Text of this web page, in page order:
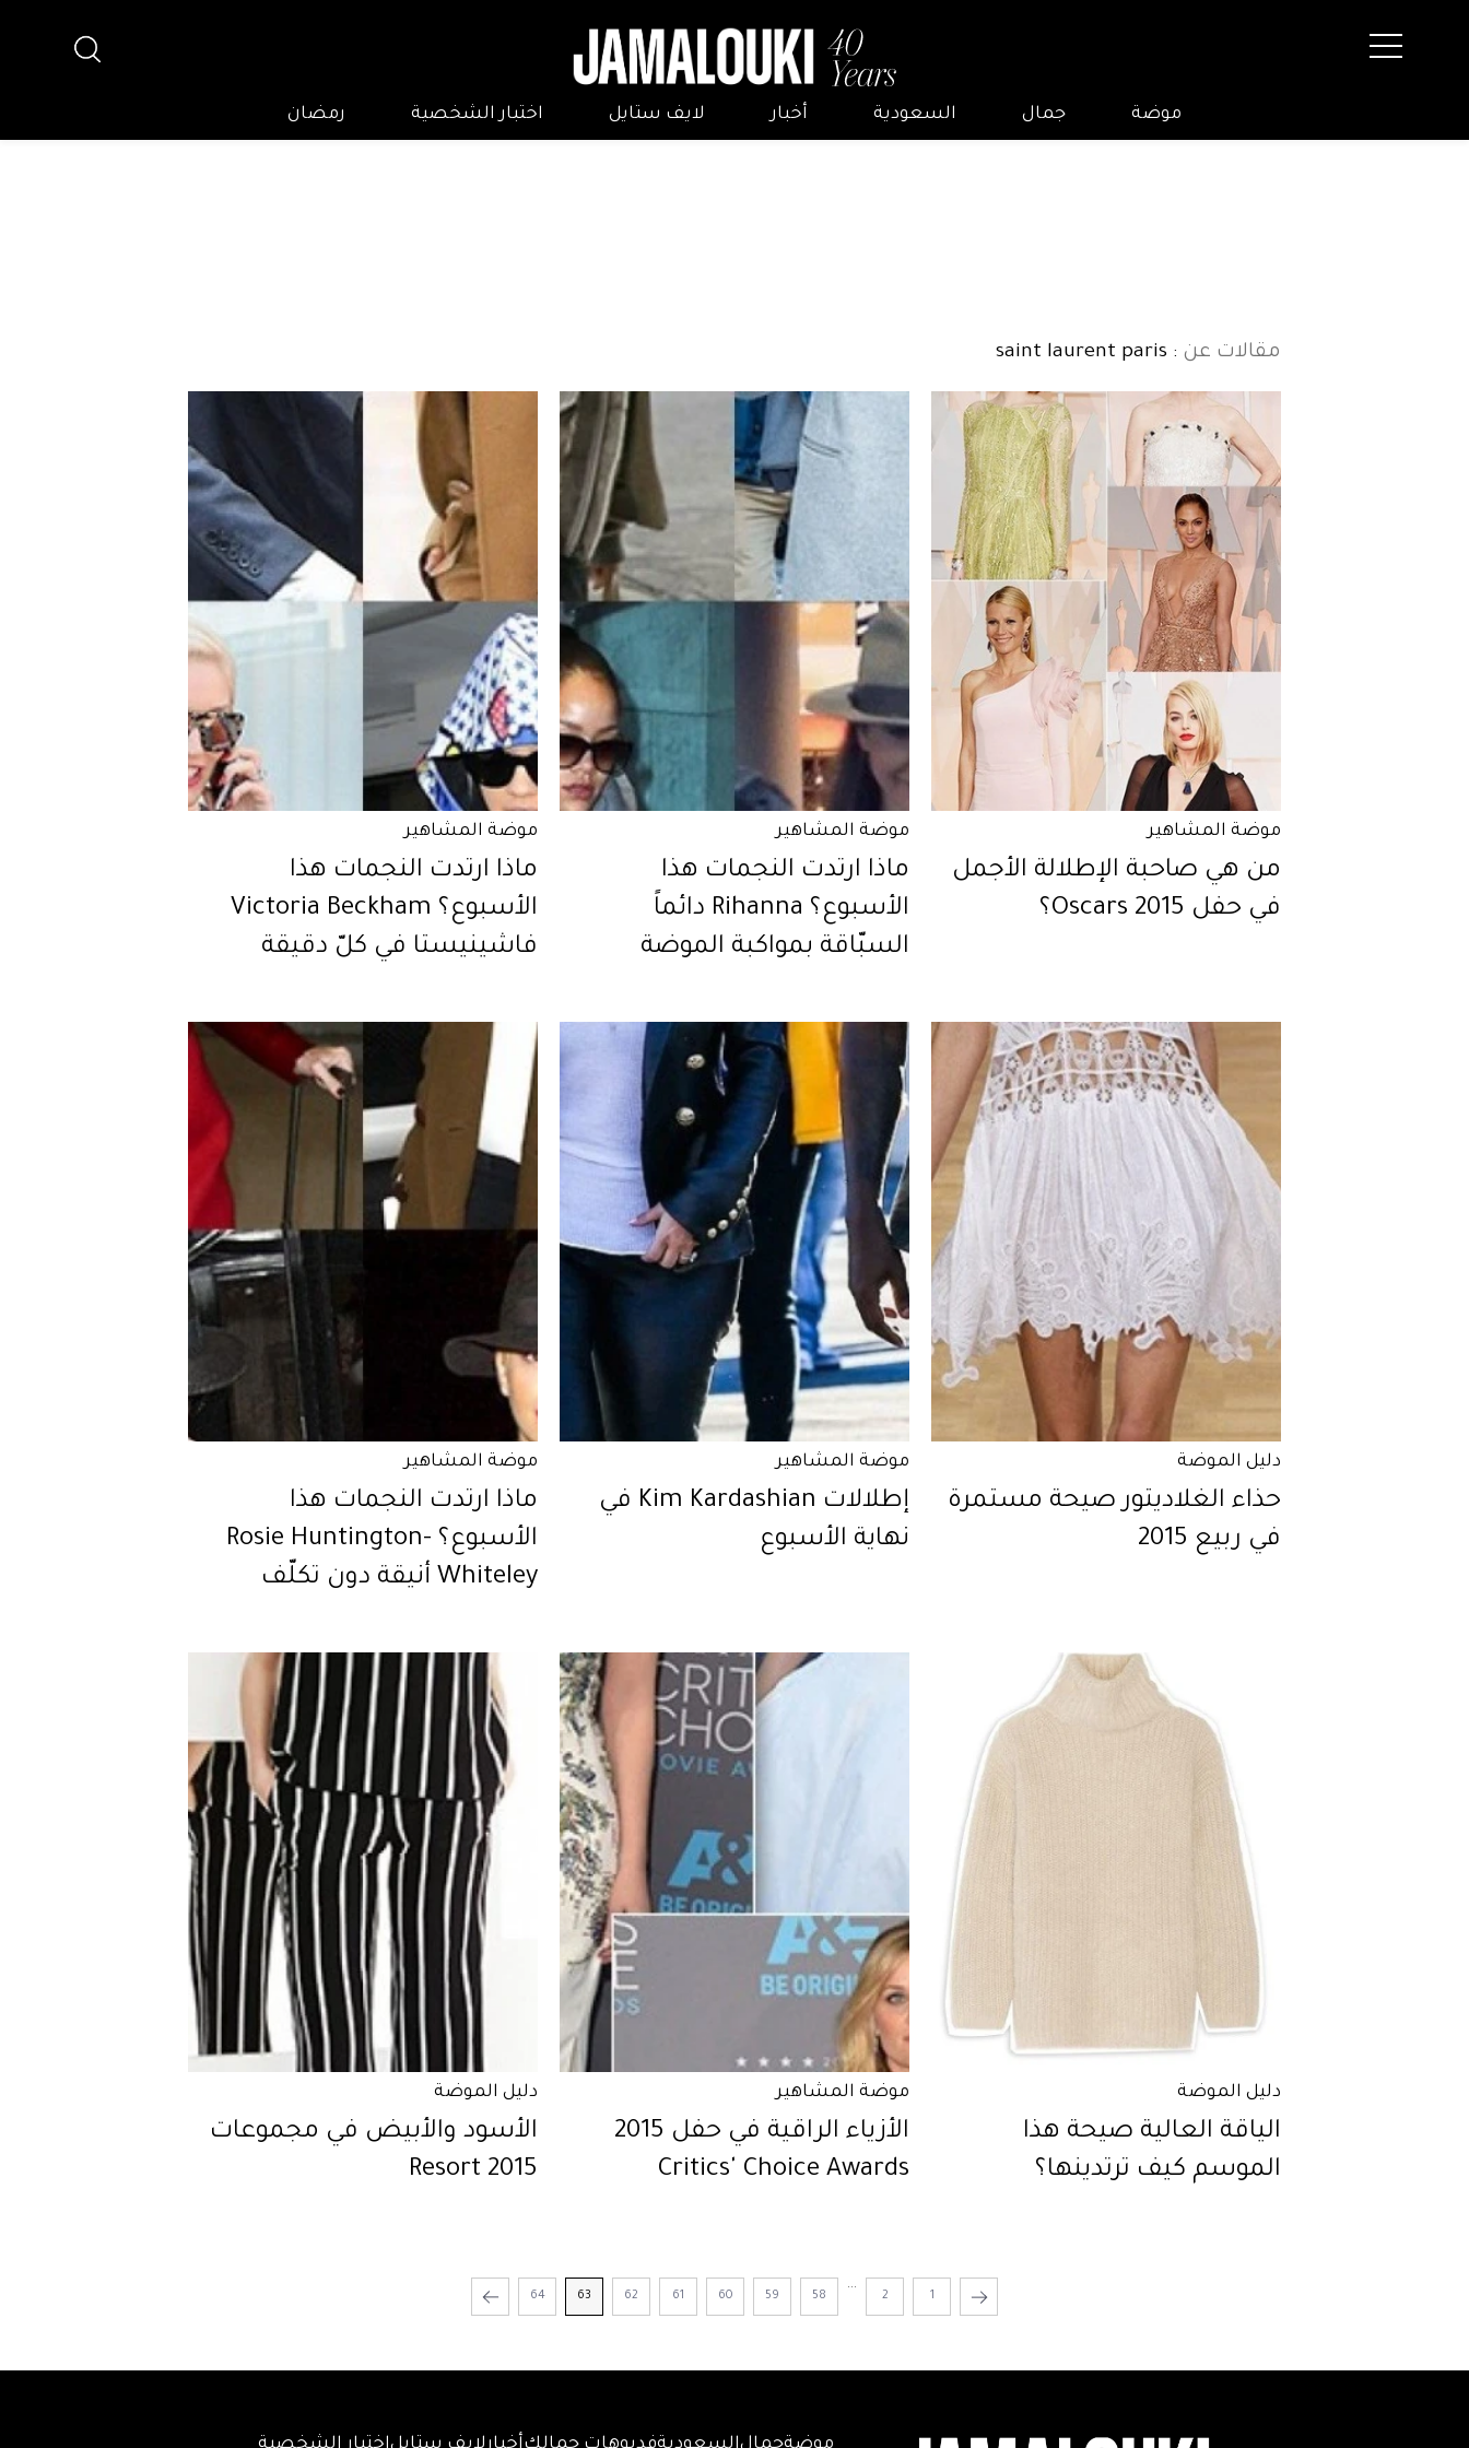
موضة جمال السعودية أخبار لايف ستايل اختبار الشخصية رمضان
مقالات عن : saint laurent paris
موضة المشاهير
من هي صاحبة الإطلالة الأجمل
في حفل Oscars 2015؟
موضة المشاهير
ماذا ارتدت النجمات هذا
الأسبوع؟ Rihanna دائماً
السبّاقة بمواكبة الموضة
موضة المشاهير
ماذا ارتدت النجمات هذا
الأسبوع؟ Victoria Beckham
فاشينيستا في كلّ دقيقة
دليل الموضة
حذاء الغلاديتور صيحة مستمرة
في ربيع 2015
موضة المشاهير
إطلالات Kim Kardashian في
نهاية الأسبوع
موضة المشاهير
ماذا ارتدت النجمات هذا
الأسبوع؟ Rosie Huntington-
Whiteley أنيقة دون تكلّف
دليل الموضة
الياقة العالية صيحة هذا
الموسم كيف ترتدينها؟
موضة المشاهير
الأزياء الراقية في حفل 2015
Critics' Choice Awards
دليل الموضة
الأسود والأبيض في مجموعات
Resort 2015
1
2
...
58
59
60
61
62
63
64